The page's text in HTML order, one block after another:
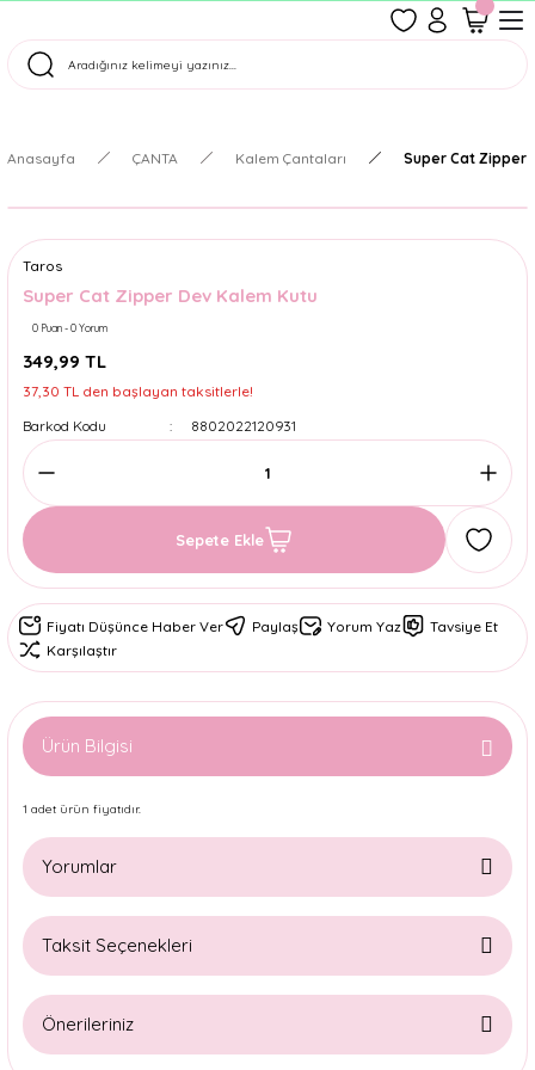
Tüm Siparişler Aynı Gün Kargoda!
Anasayfa ÇANTA Kalem Çantaları Super Cat Zipper
Taros
Super Cat Zipper Dev Kalem Kutu
0 Puan - 0 Yorum
349,99 TL
37,30 TL den başlayan taksitlerle!
Barkod Kodu
8802022120931
Sepete Ekle
Fiyatı Düşünce Haber Ver Paylaş Yorum Yaz
Tavsiye Et
Karşılaştır
Ürün Bilgisi
1 adet ürün fiyatıdır.
Yorumlar
Taksit Seçenekleri
Önerileriniz